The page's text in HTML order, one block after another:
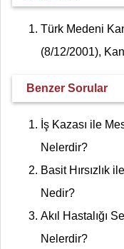
Türk Medeni
(8/12/2001),
Benzer Sorular
İş Kazası ile
Nelerdir?
Basit Hırsızlık
Nedir?
Akıl Hastalığı
Nelerdir?